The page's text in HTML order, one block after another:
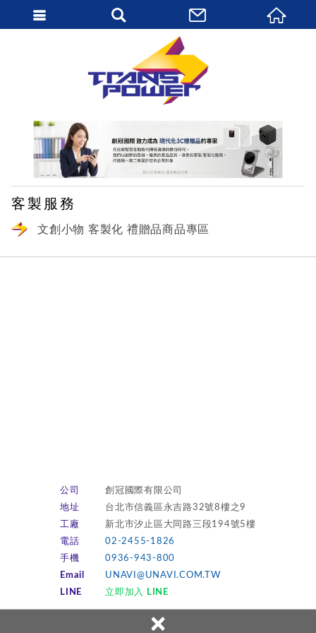
×
客製服務
文創小物 客製化 禮贈品商品專區
公司
創冠國際有限公司
地址
台北市信義區永吉路32號8樓之9
工廠
新北市汐止區大同路三段194號5樓
電話
02-2455-1826
手機
0936-943-800
Email
UNAVI@UNAVI.COM.TW
LINE
立即加入 LINE
繁體中文